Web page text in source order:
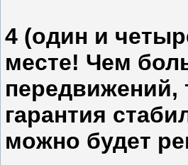
4 (один и
месте! Чем
передвижений,
гарантия
можно будет